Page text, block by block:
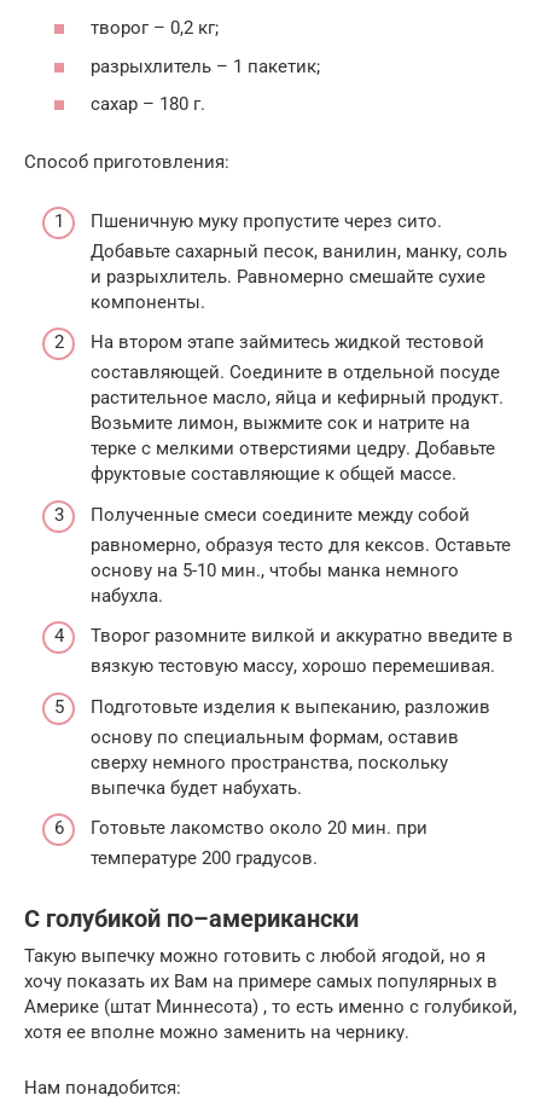
творог – 0,2 кг;
разрыхлитель – 1 пакетик;
сахар – 180 г.
Способ приготовления:
Пшеничную муку пропустите через сито.
Добавьте сахарный песок, ванилин, манку, соль
и разрыхлитель. Равномерно смешайте сухие
компоненты.
На втором этапе займитесь жидкой тестовой
составляющей. Соедините в отдельной посуде
растительное масло, яйца и кефирный продукт.
Возьмите лимон, выжмите сок и натрите на
терке с мелкими отверстиями цедру. Добавьте
фруктовые составляющие к общей массе.
Полученные смеси соедините между собой
равномерно, образуя тесто для кексов. Оставьте
основу на 5-10 мин., чтобы манка немного
набухла.
Творог разомните вилкой и аккуратно введите в
вязкую тестовую массу, хорошо перемешивая.
Подготовьте изделия к выпеканию, разложив
основу по специальным формам, оставив
сверху немного пространства, поскольку
выпечка будет набухать.
Готовьте лакомство около 20 мин. при
температуре 200 градусов.
С голубикой по–американски
Такую выпечку можно готовить с любой ягодой, но я
хочу показать их Вам на примере самых популярных в
Америке (штат Миннесота) , то есть именно с голубикой,
хотя ее вполне можно заменить на чернику.
Нам понадобится: